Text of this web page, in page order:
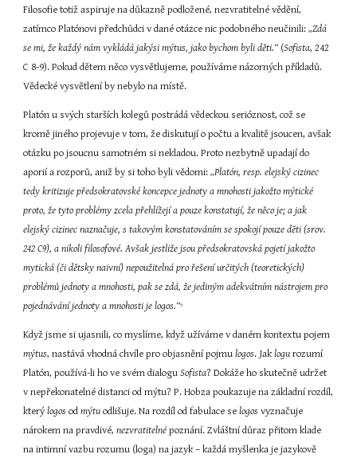
Filosofie totiž aspiruje na důkazně podložené, nezvratitelné vědění,
zatímco Platónovi předchůdci v dané otázce nic podobného neučinili: „Zdá
se mi, že každý nám vykládá jakýsi mýtus, jako bychom byli děti.“ (Sofista, 242
C 8-9). Pokud dětem něco vysvětlujeme, používáme názorných příkladů.
Vědecké vysvětlení by nebylo na místě.
Platón u svých starších kolegů postrádá vědeckou serióznost, což se
kromě jiného projevuje v tom, že diskutují o počtu a kvalitě jsoucen, avšak
otázku po jsoucnu samotném si nekladou. Proto nezbytně upadají do
aporií a rozporů, aniž by si toho byli vědomi: „Platón, resp. elejský cizinec
tedy kritizuje předsokratovské koncepce jednoty a mnohosti jakožto mýtické
proto, že tyto problémy zcela přehlížejí a pouze konstatují, že něco je; a jak
elejský cizinec naznačuje, s takovým konstatováním se spokojí pouze děti (srov.
242 C9), a nikoli filosofové. Avšak jestliže jsou předsokratovská pojetí jakožto
mytická (či dětsky naivní) nepoužitelná pro řešení určitých (teoretických)
problémů jednoty a mnohosti, pak se zdá, že jediným adekvátním nástrojem pro
pojednávání jednoty a mnohosti je logos.“5
mýtus, nastává vhodná chvíle pro objasnění pojmu logos. Jak logu rozumí
Platón, používá-li ho ve svém dialogu Sofista? Dokáže ho skutečně udržet
v nepřekonatelné distanci od mýtu? P. Hobza poukazuje na základní rozdíl,
který logos od mýtu odlišuje. Na rozdíl od fabulace se logos vyznačuje
nárokem na pravdivé, nezvratitelné poznání. Zvláštní důraz přitom klade
na intimní vazbu rozumu (loga) na jazyk – každá myšlenka je jazykově